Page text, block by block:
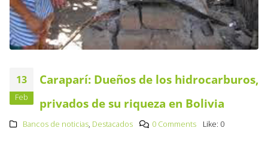
13
Feb
Caraparí: Dueños de los hidrocarburos,
privados de su riqueza en Bolivia
Bancos de noticias, Destacados 0 Comments Like: 0